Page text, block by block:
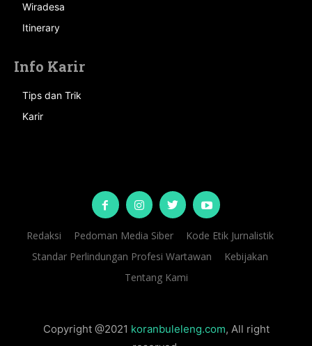
Wiradesa
Itinerary
Info Karir
Tips dan Trik
Karir
Redaksi Pedoman Media Siber
Kode Etik Jurnalistik
Standar Perlindungan Profesi Wartawan
Kebijakan
Tentang Kami
Copyright @2021 koranbuleleng.com, All right